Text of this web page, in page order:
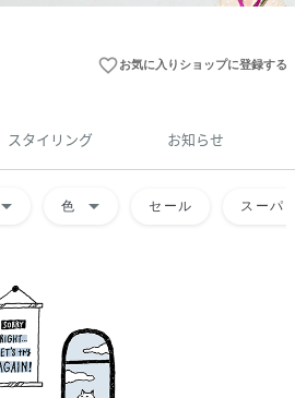
favorite_borderお気に入りショップに登録する
スタイリング お知らせ
arrow_drop_down 色 arrow_drop_down セール スーパ